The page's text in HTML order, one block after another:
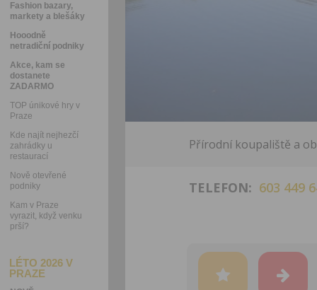
Fashion bazary,
markety a blešáky
Hooodně
netradiční podniky
Akce, kam se
dostanete
ZADARMO
TOP únikové hry v
Praze
Kde najít nejhezčí
zahrádky u
restaurací
Nově otevřené
podniky
Kam v Praze
vyrazit, když venku
prší?
LÉTO 2026 V
PRAZE
Přírodní koupaliště a
TELEFON: 603 449